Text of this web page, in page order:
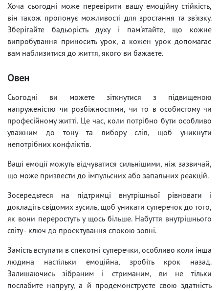
Хоча сьогодні може перевірити вашу емоційну стійкість,
він також пропонує можливості для зростання та зв'язку.
Зберігайте бадьорість духу і пам'ятайте, що кожне
випробування приносить урок, а кожен урок допомагає
вам наблизитися до життя, якого ви бажаєте.
Овен
Сьогодні ви можете зіткнутися з підвищеною
напруженістю чи розбіжностями, чи то в особистому чи
професійному житті. Це час, коли потрібно бути особливо
уважним до тону та вибору слів, щоб уникнути
непотрібних конфліктів.
Ваші емоції можуть відчуватися сильнішими, ніж зазвичай,
що може призвести до імпульсних або запальних реакцій.
Зосередьтеся на підтримці внутрішньої рівноваги і
докладіть свідомих зусиль, щоб уникати суперечок до того,
як вони переростуть у щось більше. Набуття внутрішнього
світу - ключ до проектування спокою зовні.
Замість вступати в спекотні суперечки, особливо коли інша
людина настільки емоційна, зробіть крок назад.
Залишаючись зібраним і стриманим, ви не тільки
послабите напругу, а й продемонструєте свою здатність